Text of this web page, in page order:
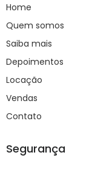
Home
Quem somos
Saiba mais
Depoimentos
Locação
Vendas
Contato
Segurança